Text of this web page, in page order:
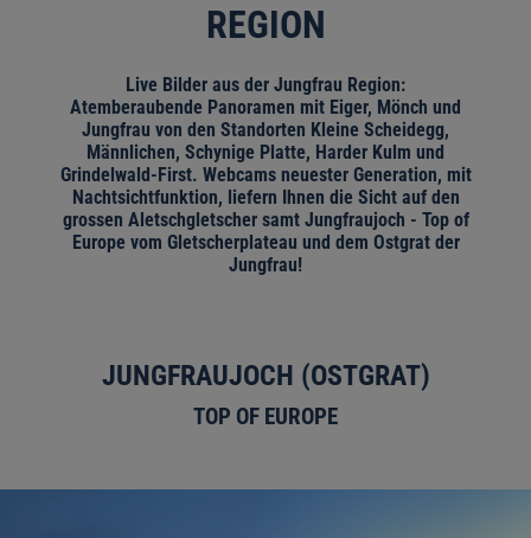
REGION
Live Bilder aus der Jungfrau Region:
Atemberaubende Panoramen mit Eiger, Mönch und
Jungfrau von den Standorten Kleine Scheidegg,
Männlichen, Schynige Platte, Harder Kulm und
Grindelwald-First. Webcams neuester Generation, mit
Nachtsichtfunktion, liefern Ihnen die Sicht auf den
grossen Aletschgletscher samt Jungfraujoch - Top of
Europe vom Gletscherplateau und dem Ostgrat der
Jungfrau!
JUNGFRAUJOCH (OSTGRAT)
TOP OF EUROPE